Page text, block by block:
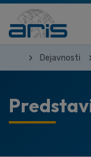
Dejavnosti